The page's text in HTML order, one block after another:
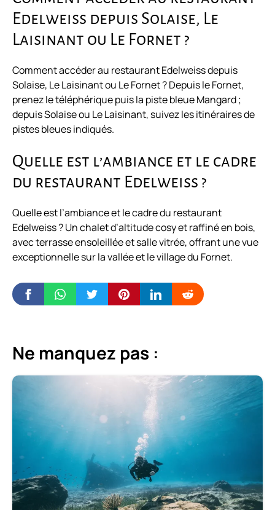
Edelweiss depuis Solaise, Le
Laisinant ou Le Fornet ?
Comment accéder au restaurant Edelweiss depuis
Solaise, Le Laisinant ou Le Fornet ? Depuis le Fornet,
prenez le téléphérique puis la piste bleue Mangard ;
depuis Solaise ou Le Laisinant, suivez les itinéraires de
pistes bleues indiqués.
Quelle est l’ambiance et le cadre
du restaurant Edelweiss ?
Quelle est l’ambiance et le cadre du restaurant
Edelweiss ? Un chalet d’altitude cosy et raffiné en bois,
avec terrasse ensoleillée et salle vitrée, offrant une vue
exceptionnelle sur la vallée et le village du Fornet.
Ne manquez pas :